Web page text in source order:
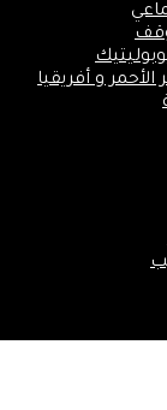
و أفريقيا